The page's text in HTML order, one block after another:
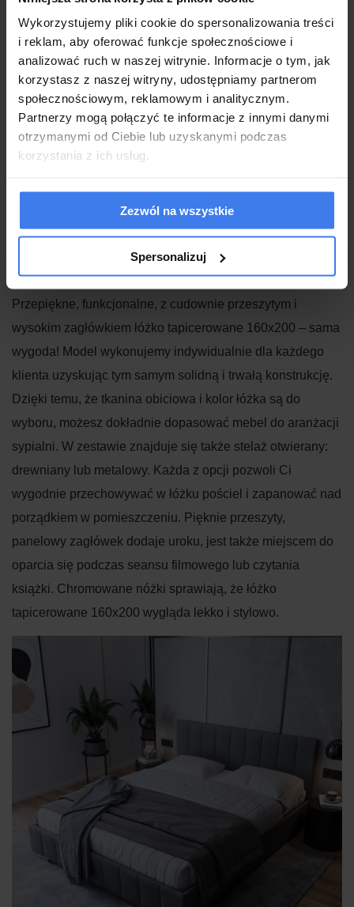
Wykorzystujemy pliki cookie do spersonalizowania treści
i reklam, aby oferować funkcje społecznościowe i
analizować ruch w naszej witrynie. Informacje o tym, jak
korzystasz z naszej witryny, udostępniamy partnerom
społecznościowym, reklamowym i analitycznym.
Partnerzy mogą połączyć te informacje z innymi danymi
otrzymanymi od Ciebie lub uzyskanymi podczas
korzystania z ich usług.
Zezwól na wszystkie
Spersonalizuj
zamówienie klienta.Standardowo w produkcji jest
kolor 21z tkaninySawana. Umożliwiamy wybór
innego koloru i materiału, jednak zwroty przyjmujemy
wyłącznie w Sawana 21. Przed zakupem zachęcamy
do zamówienie próbki wybranego materiału. W tym
celu należy napisać wiadomość na naszego maila
sklep@emwomeble.pl i podać jakie kolory Państwa
interesują i adres do wysyłki.
Łóżko tapicerowane 160x200
Przepiękne, funkcjonalne, z cudownie przeszytym i
wysokim zagłówkiem łóżko tapicerowane 160x200 – sama
wygoda! Model wykonujemy indywidualnie dla każdego
klienta uzyskując tym samym solidną i trwałą konstrukcję.
Dzięki temu, że tkanina obiciowa i kolor łóżka są do
wyboru, możesz dokładnie dopasować mebel do aranżacji
sypialni. W zestawie znajduje się także stelaż otwierany:
drewniany lub metalowy. Każda z opcji pozwoli Ci
wygodnie przechowywać w łóżku pościel i zapanować nad
porządkiem w pomieszczeniu. Pięknie przeszyty,
panelowy zagłówek dodaje uroku, jest także miejscem do
oparcia się podczas seansu filmowego lub czytania
książki. Chromowane nóżki sprawiają, że łóżko
tapicerowane 160x200 wygląda lekko i stylowo.